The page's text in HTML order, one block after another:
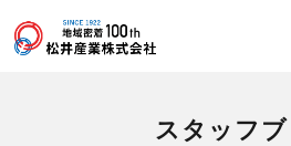
スタッフ